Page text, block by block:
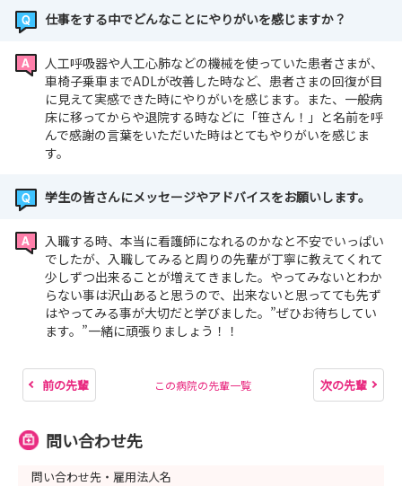
仕事をする中でどんなことにやりがいを感じますか？
人工呼吸器や人工心肺などの機械を使っていた患者さまが、
車椅子乗車までADLが改善した時など、患者さまの回復が目
に見えて実感できた時にやりがいを感じます。また、一般病
床に移ってからや退院する時などに「笹さん！」と名前を呼
んで感謝の言葉をいただいた時はとてもやりがいを感じま
す。
学生の皆さんにメッセージやアドバイスをお願いします。
入職する時、本当に看護師になれるのかなと不安でいっぱい
でしたが、入職してみると周りの先輩が丁寧に教えてくれて
少しずつ出来ることが増えてきました。やってみないとわか
らない事は沢山あると思うので、出来ないと思ってても先ず
はやってみる事が大切だと学びました。”ぜひお待ちしてい
ます。”一緒に頑張りましょう！！
前の先輩 この病院の先輩一覧 次の先輩
問い合わせ先
問い合わせ先・雇用法人名